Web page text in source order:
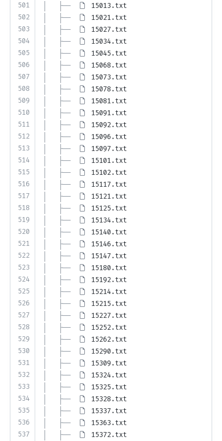
501
502
503
504
505
506
507
508
509
510
511
512
513
514
515
516
517
518
519
520
521
522
523
524
525
526
527
528
529
530
531
532
533
534
535
536
537
│   ├──
15013.txt
│   ├──
15021.txt
│   ├──
15027.txt
│   ├──
15034.txt
│   ├──
15045.txt
│   ├──
15068.txt
│   ├──
15073.txt
│   ├──
15078.txt
│   ├──
15081.txt
│   ├──
15091.txt
│   ├──
15092.txt
│   ├──
15096.txt
│   ├──
15097.txt
│   ├──
15101.txt
│   ├──
15102.txt
│   ├──
15117.txt
│   ├──
15121.txt
│   ├──
15125.txt
│   ├──
15134.txt
│   ├──
15140.txt
│   ├──
15146.txt
│   ├──
15147.txt
│   ├──
15180.txt
│   ├──
15192.txt
│   ├──
15214.txt
│   ├──
15215.txt
│   ├──
15227.txt
│   ├──
15252.txt
│   ├──
15262.txt
│   ├──
15290.txt
│   ├──
15309.txt
│   ├──
15324.txt
│   ├──
15325.txt
│   ├──
15328.txt
│   ├──
15337.txt
│   ├──
15363.txt
│   ├──
15372.txt